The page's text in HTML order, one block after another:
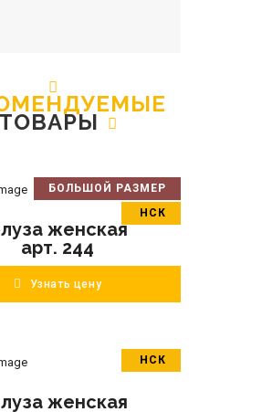
ТОВАРЫ
БОЛЬШОЙ РАЗМЕР
НСК
ПОДРОБНЕЕ
В корзину
женская
арт. 244
Узнать цену
НСК
ПОДРОБНЕЕ
женская